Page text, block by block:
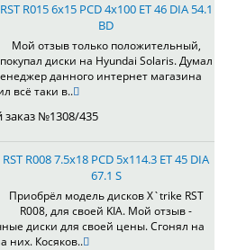
RST R015 6x15 PCD 4x100 ET 46 DIA 54.1
BD
Мой отзыв только положительный,
покупал диски на Hyundai Solaris. Думал
данного интернет магазина
всё таки в..
заказ №1308/435
RST R008 7.5x18 PCD 5x114.3 ET 45 DIA
67.1 S
Приобрёл модель дисков X`trike RST
R008, для своей KIA. Мой отзыв -
диски для своей цены. Сгонял на
них. Косяков..